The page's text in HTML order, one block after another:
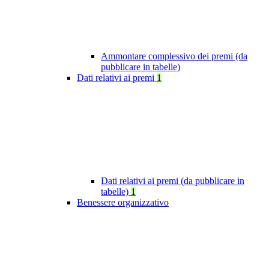
Ammontare complessivo dei premi (da
pubblicare in tabelle)
Dati relativi ai premi 1
Dati relativi ai premi (da pubblicare in
tabelle) 1
Benessere organizzativo